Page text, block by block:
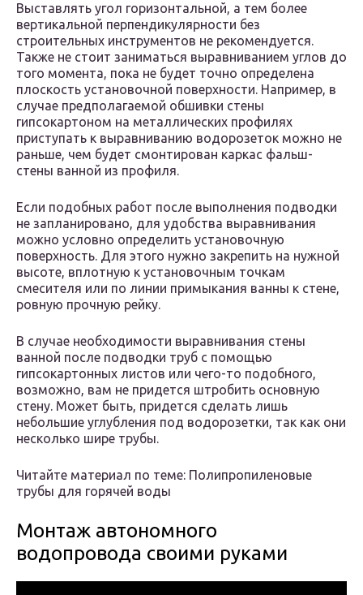
Выставлять угол горизонтальной, а тем более
вертикальной перпендикулярности без
строительных инструментов не рекомендуется.
Также не стоит заниматься выравниванием углов до
того момента, пока не будет точно определена
плоскость установочной поверхности. Например, в
случае предполагаемой обшивки стены
гипсокартоном на металлических профилях
приступать к выравниванию водорозеток можно не
раньше, чем будет смонтирован каркас фальш-
стены ванной из профиля.
Если подобных работ после выполнения подводки
не запланировано, для удобства выравнивания
можно условно определить установочную
поверхность. Для этого нужно закрепить на нужной
высоте, вплотную к установочным точкам
смесителя или по линии примыкания ванны к стене,
ровную прочную рейку.
В случае необходимости выравнивания стены
ванной после подводки труб с помощью
гипсокартонных листов или чего-то подобного,
возможно, вам не придется штробить основную
стену. Может быть, придется сделать лишь
небольшие углубления под водорозетки, так как они
несколько шире трубы.
Читайте материал по теме: Полипропиленовые
трубы для горячей воды
Монтаж автономного
водопровода своими руками